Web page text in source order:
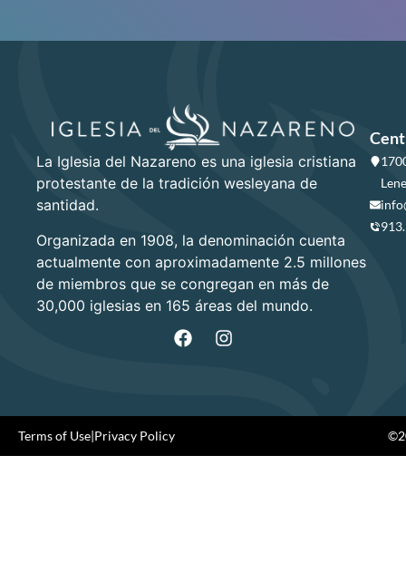
La Iglesia del Nazareno es una iglesia cristiana
protestante de la tradición wesleyana de
santidad.
Organizada en 1908, la denominación cuenta
actualmente con aproximadamente 2.5 millones
de miembros que se congregan en más de
30,000 iglesias en 165 áreas del mundo.
Terms of Use|Privacy Policy